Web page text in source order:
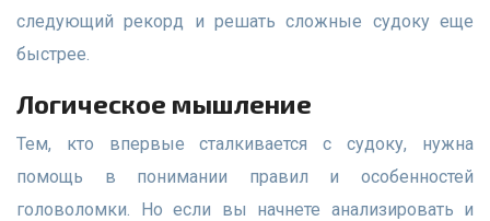
следующий рекорд и решать сложные судоку еще
быстрее.
Логическое мышление
Тем, кто впервые сталкивается с судоку, нужна
помощь в понимании правил и особенностей
головоломки. Но если вы начнете анализировать и